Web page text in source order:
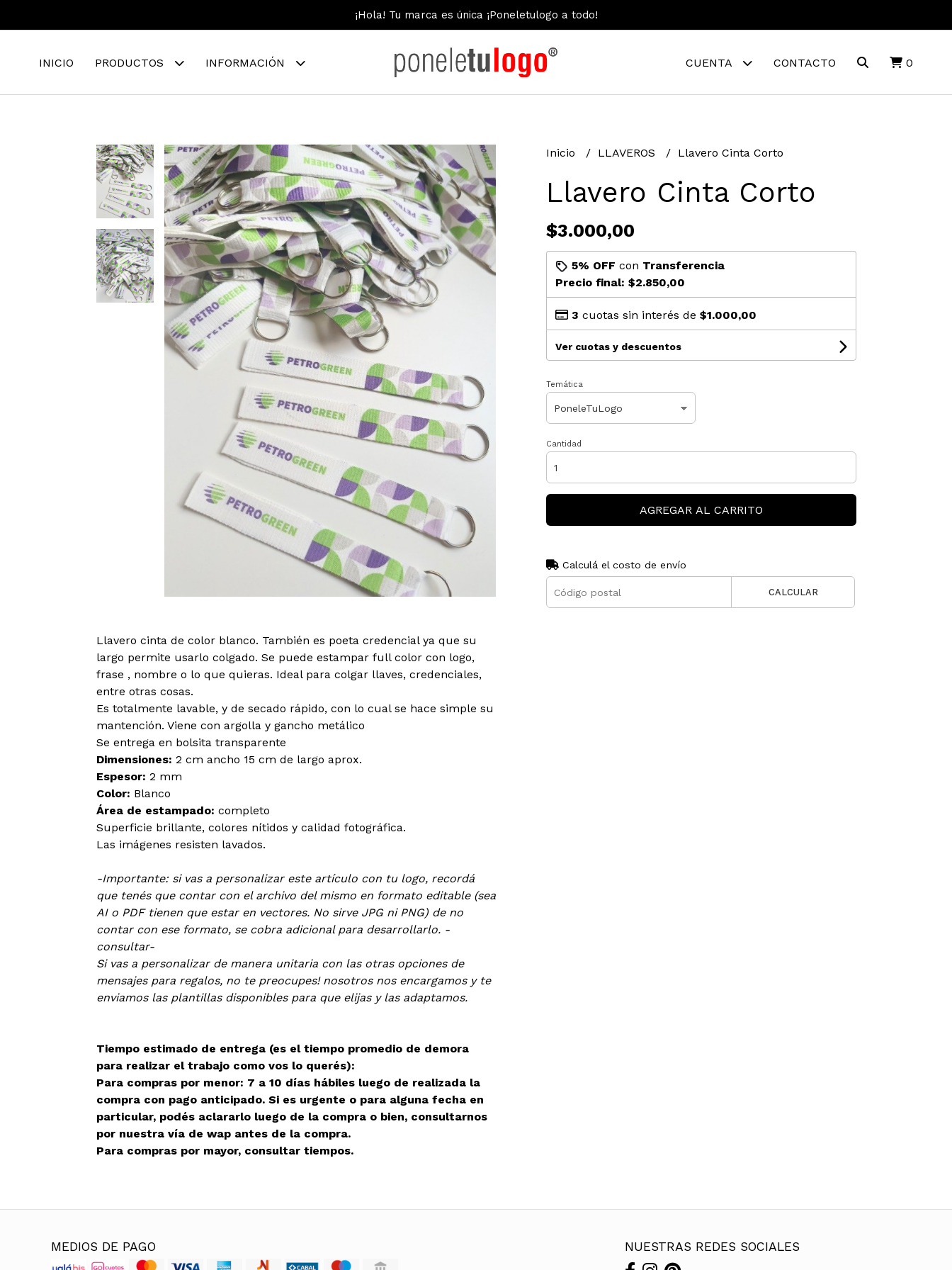
¡Hola! Tu marca es única ¡Poneletulogo a todo!
INICIO PRODUCTOS INFORMACIÓN CUENTA CONTACTO 0
Llavero cinta de color blanco. También es poeta credencial ya que su
largo permite usarlo colgado. Se puede estampar full color con logo,
frase , nombre o lo que quieras. Ideal para colgar llaves, credenciales,
entre otras cosas.
Es totalmente lavable, y de secado rápido, con lo cual se hace simple su
mantención. Viene con argolla y gancho metálico
Se entrega en bolsita transparente
Dimensiones: 2 cm ancho 15 cm de largo aprox.
Espesor: 2 mm
Color: Blanco
Área de estampado: completo
Superficie brillante, colores nítidos y calidad fotográfica.
Las imágenes resisten lavados.
-Importante: si vas a personalizar este artículo con tu logo, recordá
que tenés que contar con el archivo del mismo en formato editable (sea
AI o PDF tienen que estar en vectores. No sirve JPG ni PNG) de no
contar con ese formato, se cobra adicional para desarrollarlo. -
consultar-
Si vas a personalizar de manera unitaria con las otras opciones de
mensajes para regalos, no te preocupes! nosotros nos encargamos y te
enviamos las plantillas disponibles para que elijas y las adaptamos.
Tiempo estimado de entrega (es el tiempo promedio de demora
para realizar el trabajo como vos lo querés):
Para compras por menor: 7 a 10 días hábiles luego de realizada la
compra con pago anticipado. Si es urgente o para alguna fecha en
particular, podés aclararlo luego de la compra o bien, consultarnos
por nuestra vía de wap antes de la compra.
Para compras por mayor, consultar tiempos.
Inicio LLAVEROS Llavero Cinta Corto
Llavero Cinta Corto
$3.000,00
5% OFF con Transferencia
Precio final: $2.850,00
3 cuotas sin interés de $1.000,00
Ver cuotas y descuentos
Temática
Cantidad
AGREGAR AL CARRITO
Calculá el costo de envío
CALCULAR
MEDIOS DE PAGO NUESTRAS REDES SOCIALES